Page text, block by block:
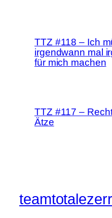
TTZ #118 – Ich
irgendwann mal
für mich machen
TTZ #117 –
Ätze